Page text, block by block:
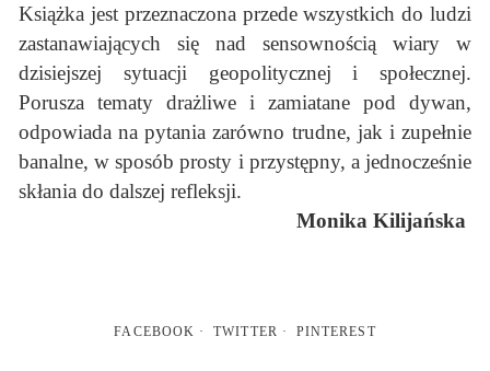
Książka jest przeznaczona przede wszystkich do ludzi
zastanawiających się nad sensownością wiary w
dzisiejszej sytuacji geopolitycznej i społecznej.
Porusza tematy drażliwe i zamiatane pod dywan,
odpowiada na pytania zarówno trudne, jak i zupełnie
banalne, w sposób prosty i przystępny, a jednocześnie
skłania do dalszej refleksji.
Monika Kilijańska
FACEBOOK TWITTER PINTEREST